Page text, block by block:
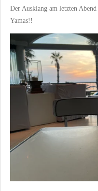
Der Ausklang am letzten
Yamas!!